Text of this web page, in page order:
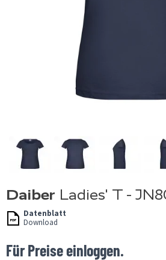
Daiber Ladies' T -
Datenblatt
Download
Für Preise einloggen.